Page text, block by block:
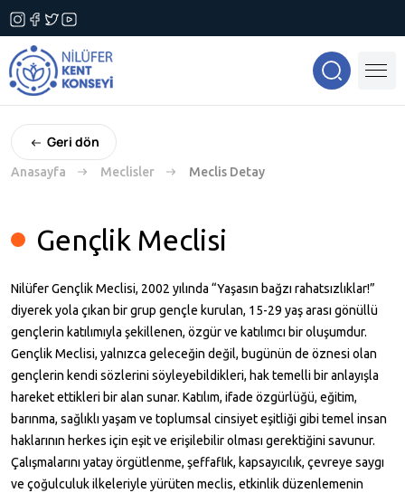
Geri dön
Anasayfa Meclisler Meclis Detay
Gençlik Meclisi
Nilüfer Gençlik Meclisi, 2002 yılında “Yaşasın bağzı rahatsızlıklar!”
diyerek yola çıkan bir grup gençle kurulan, 15-29 yaş arası gönüllü
gençlerin katılımıyla şekillenen, özgür ve katılımcı bir oluşumdur.
Gençlik Meclisi, yalnızca geleceğin değil, bugünün de öznesi olan
gençlerin kendi sözlerini söyleyebildikleri, hak temelli bir anlayışla
hareket ettikleri bir alan sunar. Katılım, ifade özgürlüğü, eğitim,
barınma, sağlıklı yaşam ve toplumsal cinsiyet eşitliği gibi temel insan
haklarının herkes için eşit ve erişilebilir olması gerektiğini savunur.
Çalışmalarını yatay örgütlenme, şeffaflık, kapsayıcılık, çevreye saygı
ve çoğulculuk ilkeleriyle yürüten meclis, etkinlik düzenlemenin